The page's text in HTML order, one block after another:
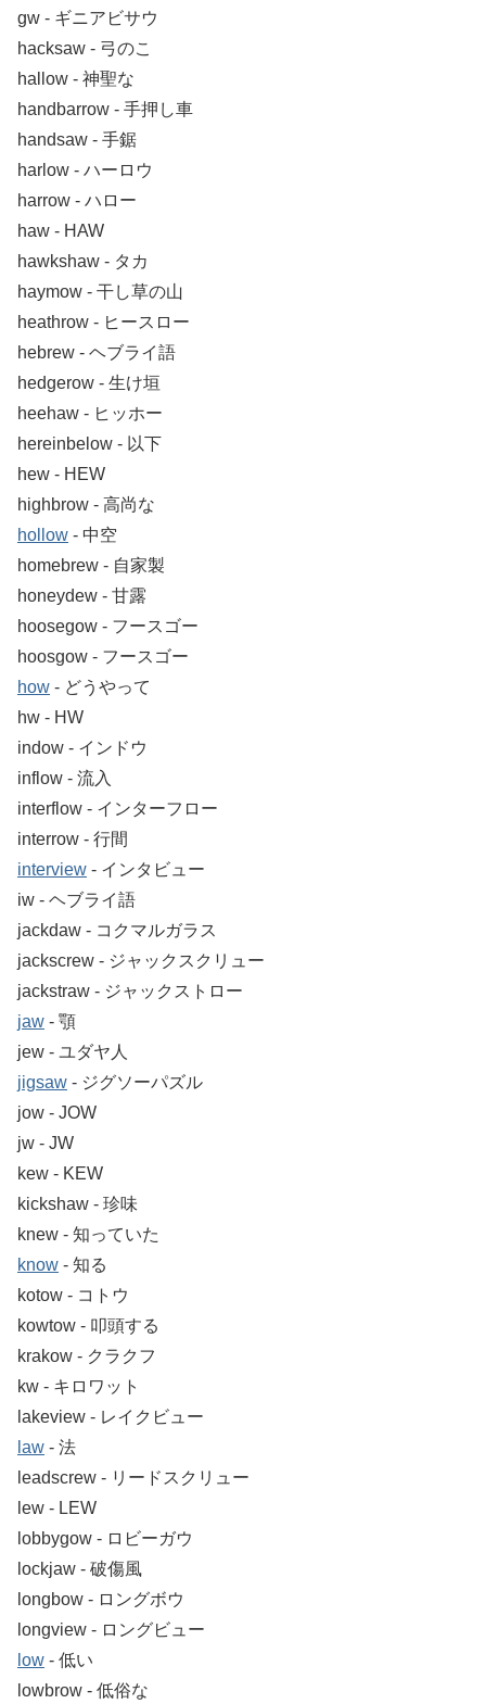
gw ‐ ギニアビサウ
hacksaw ‐ 弓のこ
hallow ‐ 神聖な
handbarrow ‐ 手押し車
handsaw ‐ 手鋸
harlow ‐ ハーロウ
harrow ‐ ハロー
haw ‐ HAW
hawkshaw ‐ タカ
haymow ‐ 干し草の山
heathrow ‐ ヒースロー
hebrew ‐ ヘブライ語
hedgerow ‐ 生け垣
heehaw ‐ ヒッホー
hereinbelow ‐ 以下
hew ‐ HEW
highbrow ‐ 高尚な
hollow ‐ 中空
homebrew ‐ 自家製
honeydew ‐ 甘露
hoosegow ‐ フースゴー
hoosgow ‐ フースゴー
how ‐ どうやって
hw ‐ HW
indow ‐ インドウ
inflow ‐ 流入
interflow ‐ インターフロー
interrow ‐ 行間
interview ‐ インタビュー
iw ‐ ヘブライ語
jackdaw ‐ コクマルガラス
jackscrew ‐ ジャックスクリュー
jackstraw ‐ ジャックストロー
jaw ‐ 顎
jew ‐ ユダヤ人
jigsaw ‐ ジグソーパズル
jow ‐ JOW
jw ‐ JW
kew ‐ KEW
kickshaw ‐ 珍味
knew ‐ 知っていた
know ‐ 知る
kotow ‐ コトウ
kowtow ‐ 叩頭する
krakow ‐ クラクフ
kw ‐ キロワット
lakeview ‐ レイクビュー
law ‐ 法
leadscrew ‐ リードスクリュー
lew ‐ LEW
lobbygow ‐ ロビーガウ
lockjaw ‐ 破傷風
longbow ‐ ロングボウ
longview ‐ ロングビュー
low ‐ 低い
lowbrow ‐ 低俗な